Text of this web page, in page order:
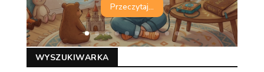
Przeczytaj...
WYSZUKIWARKA